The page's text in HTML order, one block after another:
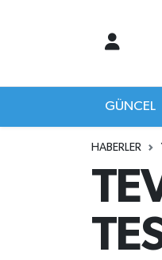
GÜNCEL
HABERLER
Hava Durumu
Namaz Vakitleri
Trafik Durumu
Süper Lig Puan